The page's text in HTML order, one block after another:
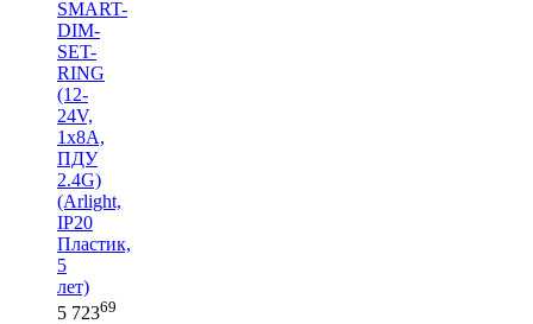
SMART-
DIM-
SET-
RING
(12-
24V,
1x8A,
ПДУ
2.4G)
(Arlight,
IP20
Пластик,
5
лет)
5 72369